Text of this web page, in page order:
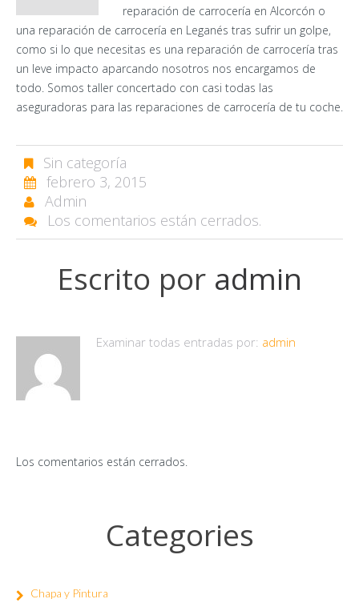
reparación de carrocería en Alcorcón o
una reparación de carrocería en Leganés tras sufrir un golpe,
como si lo que necesitas es una reparación de carrocería tras
un leve impacto aparcando nosotros nos encargamos de
todo. Somos taller concertado con casi todas las
aseguradoras para las reparaciones de carrocería de tu coche.
Sin categoría
febrero 3, 2015
Admin
Los comentarios están cerrados.
Escrito por admin
Examinar todas entradas por: admin
Los comentarios están cerrados.
Categories
Chapa y Pintura